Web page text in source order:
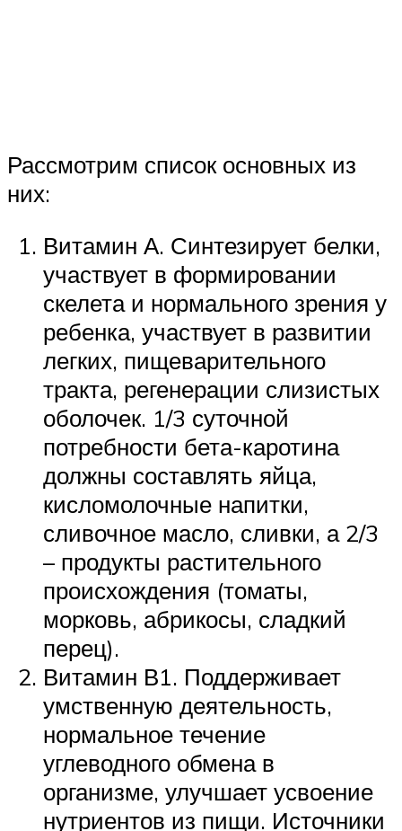
Рассмотрим список основных из
них:
Витамин А. Синтезирует белки,
участвует в формировании
скелета и нормального зрения у
ребенка, участвует в развитии
легких, пищеварительного
тракта, регенерации слизистых
оболочек. 1/3 суточной
потребности бета-каротина
должны составлять яйца,
кисломолочные напитки,
сливочное масло, сливки, а 2/3
– продукты растительного
происхождения (томаты,
морковь, абрикосы, сладкий
перец).
Витамин В1. Поддерживает
умственную деятельность,
нормальное течение
углеводного обмена в
организме, улучшает усвоение
нутриентов из пищи. Источники